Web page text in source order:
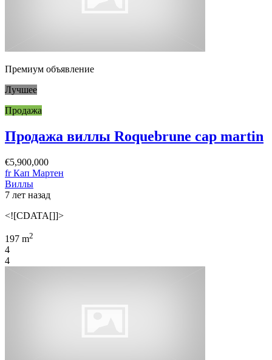
Премиум объявление
Лучшее
Продажа
Продажа виллы Roquebrune cap martin
€5,900,000
fr Кап Мартен
Виллы
7 лет назад
<![CDATA[]]>
197 m2
4
4